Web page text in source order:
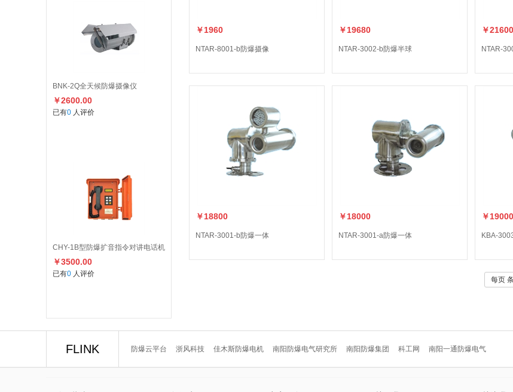
BNK-2Q全天候防爆摄像仪
￥2600.00
已有0 人评价
CHY-1B型防爆扩音指令对讲电话机
￥3500.00
已有0 人评价
￥1960
NTAR-8001-b防爆摄像
￥19680
NTAR-3002-b防爆半球
￥21600
NTAR-
￥18800
NTAR-3001-b防爆一体
￥18000
NTAR-3001-a防爆一体
￥19000
KBA-
每页
FLINK 防爆云平台 浙风科技 佳木斯防爆电机 南阳防爆电气研究所 南阳防爆集团 科工网 南阳一通防爆电气